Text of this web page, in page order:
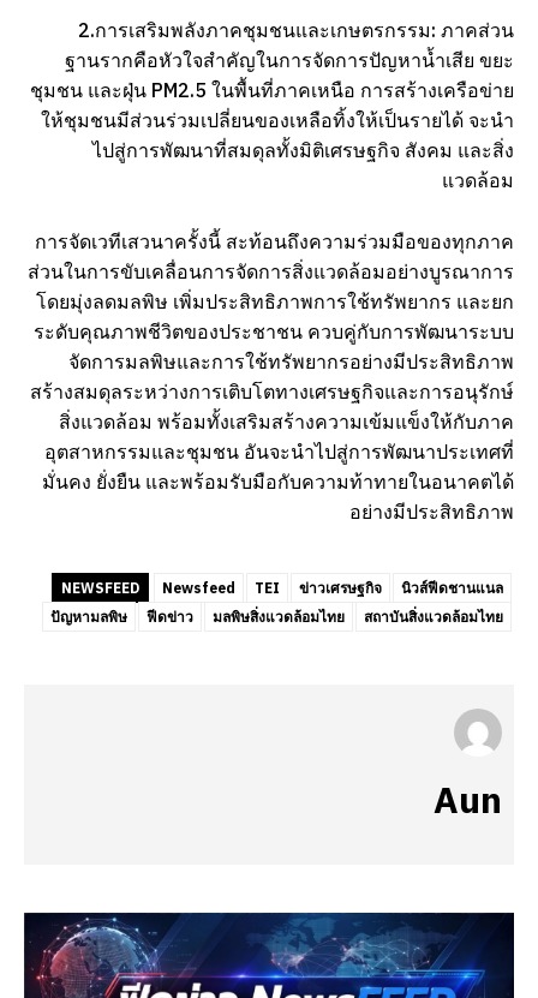
2.การเสริมพลังภาคชุมชนและเกษตรกรรม: ภาคส่วน
ฐานรากคือหัวใจสำคัญในการจัดการปัญหาน้ำเสีย ขยะ
ชุมชน และฝุ่น PM2.5 ในพื้นที่ภาคเหนือ การสร้างเครือข่าย
ให้ชุมชนมีส่วนร่วมเปลี่ยนของเหลือทิ้งให้เป็นรายได้ จะนำ
ไปสู่การพัฒนาที่สมดุลทั้งมิติเศรษฐกิจ สังคม และสิ่ง
แวดล้อม
การจัดเวทีเสวนาครั้งนี้ สะท้อนถึงความร่วมมือของทุกภาค
ส่วนในการขับเคลื่อนการจัดการสิ่งแวดล้อมอย่างบูรณาการ
โดยมุ่งลดมลพิษ เพิ่มประสิทธิภาพการใช้ทรัพยากร และยก
ระดับคุณภาพชีวิตของประชาชน ควบคู่กับการพัฒนาระบบ
จัดการมลพิษและการใช้ทรัพยากรอย่างมีประสิทธิภาพ
สร้างสมดุลระหว่างการเติบโตทางเศรษฐกิจและการอนุรักษ์
สิ่งแวดล้อม พร้อมทั้งเสริมสร้างความเข้มแข็งให้กับภาค
อุตสาหกรรมและชุมชน อันจะนำไปสู่การพัฒนาประเทศที่
มั่นคง ยั่งยืน และพร้อมรับมือกับความท้าทายในอนาคตได้
อย่างมีประสิทธิภาพ
NEWSFEED Newsfeed TEI ข่าวเศรษฐกิจ
นิวส์ฟีดชานแนล
ปัญหามลพิษ
ฟีดข่าว มลพิษสิ่งแวดล้อมไทย สถาบันสิ่งแวดล้อมไทย
Aun